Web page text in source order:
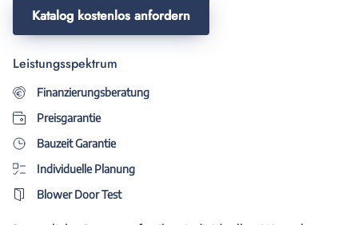
Katalog kostenlos anfordern
Leistungsspektrum
Finanzierungsberatung
Preisgarantie
Bauzeit Garantie
Individuelle Planung
Blower Door Test